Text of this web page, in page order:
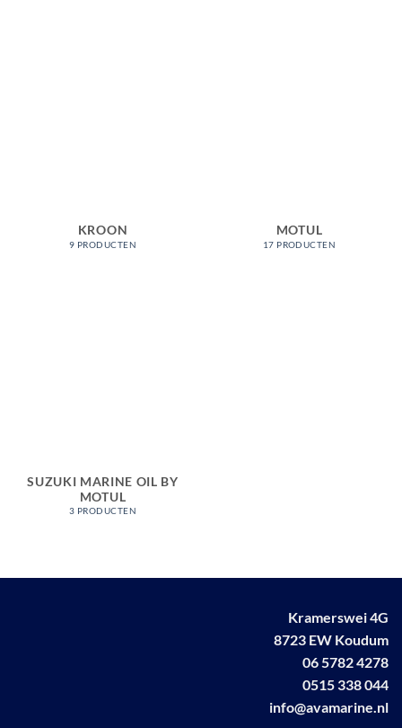
KROON
9 PRODUCTEN
MOTUL
17 PRODUCTEN
SUZUKI MARINE OIL BY
MOTUL
3 PRODUCTEN
Kramerswei 4G
8723 EW Koudum
06 5782 4278
0515 338 044
info@avamarine.nl